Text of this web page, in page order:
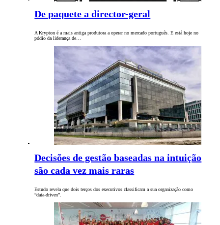
De paquete a director-geral
A Krypton é a mais antiga produtora a operar no mercado português. E está hoje no
pódio da liderança de…
Decisões de gestão baseadas na intuição
são cada vez mais raras
Estudo revela que dois terços dos executivos classificam a sua organização como
“data-driven”.